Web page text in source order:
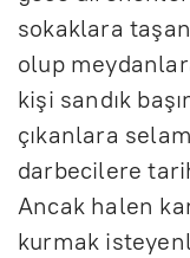
sokaklara
olup
kişi sandık
çıkanlara
darbecilere
Ancak halen
kurmak